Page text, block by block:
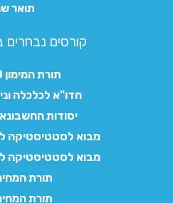
תואר
קורסים
תורת המימון 10230
חדו"א לכלכלה וניהול
יסודות החשבונאות
מבוא לסטטיסטיקה
מבוא לסטטיסטיקה
תורת
תורת